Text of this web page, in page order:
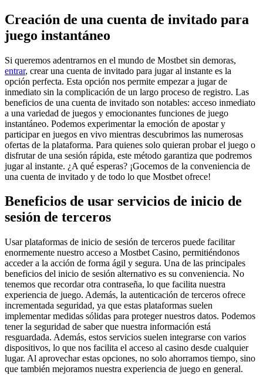
Creación de una cuenta de invitado para
juego instantáneo
Si queremos adentrarnos en el mundo de Mostbet sin demoras,
entrar, crear una cuenta de invitado para jugar al instante es la
opción perfecta. Esta opción nos permite empezar a jugar de
inmediato sin la complicación de un largo proceso de registro. Las
beneficios de una cuenta de invitado son notables: acceso inmediato
a una variedad de juegos y emocionantes funciones de juego
instantáneo. Podemos experimentar la emoción de apostar y
participar en juegos en vivo mientras descubrimos las numerosas
ofertas de la plataforma. Para quienes solo quieran probar el juego o
disfrutar de una sesión rápida, este método garantiza que podremos
jugar al instante. ¿A qué esperas? ¡Gocemos de la conveniencia de
una cuenta de invitado y de todo lo que Mostbet ofrece!
Beneficios de usar servicios de inicio de
sesión de terceros
Usar plataformas de inicio de sesión de terceros puede facilitar
enormemente nuestro acceso a Mostbet Casino, permitiéndonos
acceder a la acción de forma ágil y segura. Una de las principales
beneficios del inicio de sesión alternativo es su conveniencia. No
tenemos que recordar otra contraseña, lo que facilita nuestra
experiencia de juego. Además, la autenticación de terceros ofrece
incrementada seguridad, ya que estas plataformas suelen
implementar medidas sólidas para proteger nuestros datos. Podemos
tener la seguridad de saber que nuestra información está
resguardada. Además, estos servicios suelen integrarse con varios
dispositivos, lo que nos facilita el acceso al casino desde cualquier
lugar. Al aprovechar estas opciones, no solo ahorramos tiempo, sino
que también mejoramos nuestra experiencia de juego en general.